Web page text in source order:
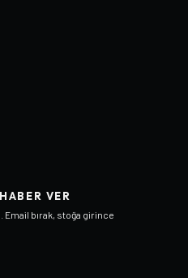
VER
bırak, stoğa girince